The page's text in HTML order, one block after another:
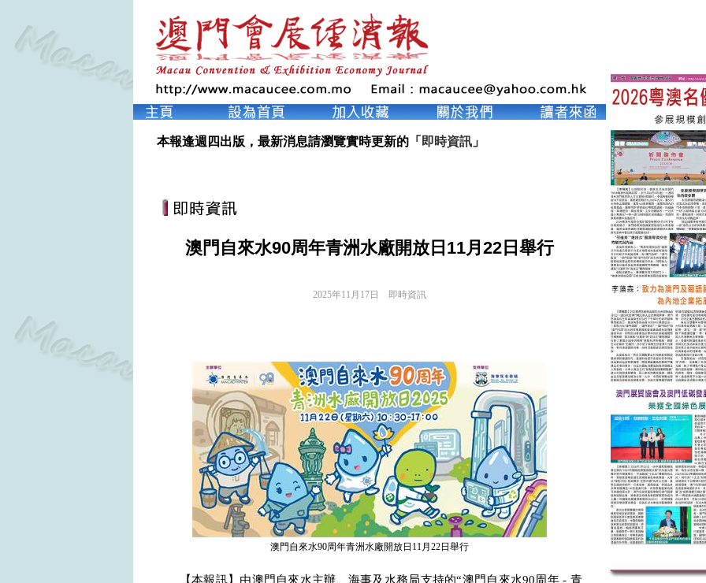
本報逢週四出版，最新消息請瀏覽實時更新的「 即時資訊」
澳門自來水90周年青洲水廠開放日11月22日舉行
2025年11月17日 即時資訊
澳門自來水90周年青洲水廠開放日11月22日舉行
【本報訊】由澳門自來水主辦、海事及水務局支持的“澳門自來水90周年- 青